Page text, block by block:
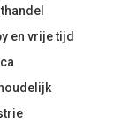
en vrije tijd